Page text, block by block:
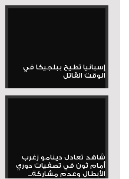
إسبانيا تطيح ببلجيكا في
الوقت القاتل
شاهد تعادل دينامو زغرب
أمام ثون في تصفيات دوري
الأبطال وعدم مشاركة...